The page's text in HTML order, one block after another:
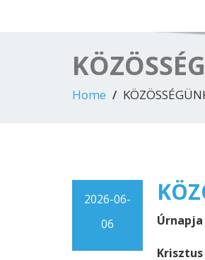
Home
2026-06-
06
Úrnapja